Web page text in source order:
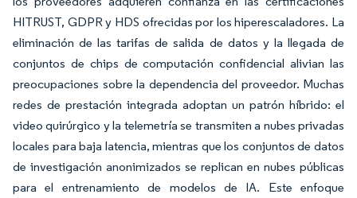
HITRUST, GDPR y HDS ofrecidas por los hiperescaladores. La
eliminación de las tarifas de salida de datos y la llegada de
conjuntos de chips de computación confidencial alivian las
preocupaciones sobre la dependencia del proveedor. Muchas
redes de prestación integrada adoptan un patrón híbrido: el
video quirúrgico y la telemetría se transmiten a nubes privadas
locales para baja latencia, mientras que los conjuntos de datos
de investigación anonimizados se replican en nubes públicas
para el entrenamiento de modelos de IA. Este enfoque